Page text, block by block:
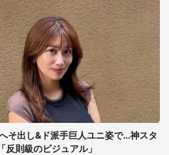
そ出し&ド派手巨人ユニ姿で...神スタ
反則級のビジュアル」